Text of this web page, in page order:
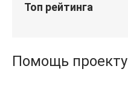
Топ рейтинга
Помощь проекту